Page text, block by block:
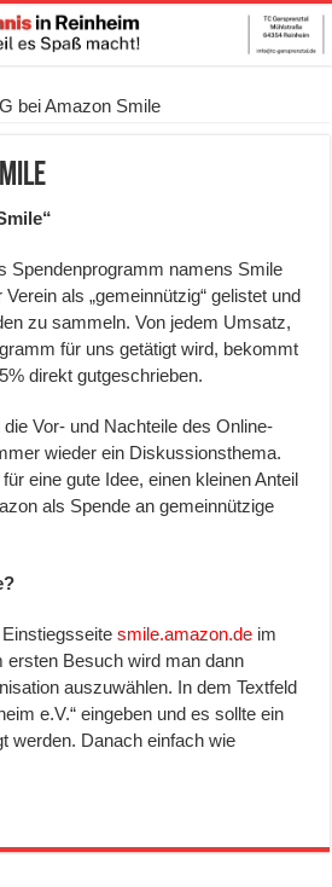
bei Amazon Smile
Spendenprogramm namens Smile
als „gemeinnützig“ gelistet und
zu sammeln. Von jedem Umsatz,
für uns getätigt wird, bekommt
direkt gutgeschrieben.
Vor- und Nachteile des Online-
wieder ein Diskussionsthema.
eine gute Idee, einen kleinen Anteil
als Spende an gemeinnützige
Einstiegsseitesmile.amazon.de im
ersten Besuch wird man dann
auszuwählen. In dem Textfeld
e.V.“ eingeben und es sollte ein
werden. Danach einfach wie